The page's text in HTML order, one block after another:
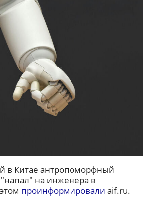
в Китае антропоморфный
на инженера в
проинформировали aif.ru.